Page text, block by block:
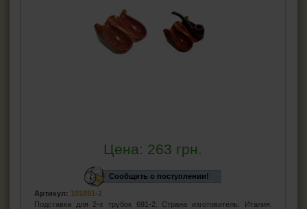
Цена: 263 грн.
Сообщить о поступлении!
Артикул: 101691-2
Подставка для 2-х трубок 691-2. Страна изготовитель: Италия.